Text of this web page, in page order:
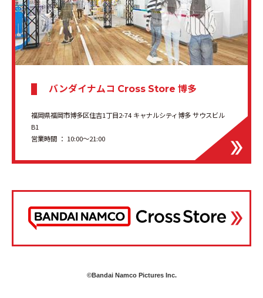
バンダイナムコ Cross Store 博多
福岡県福岡市博多区住吉1丁目2-74 キャナルシティ博多 サウスビル
B1
営業時間 ： 10:00〜21:00
©Bandai Namco Pictures Inc.